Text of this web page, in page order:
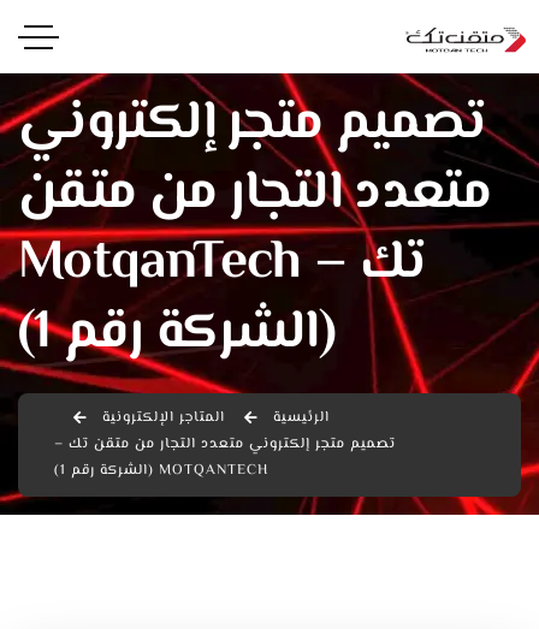
تصميم متجر إلكتروني
متعدد التجار من متقن
تك – MotqanTech
(الشركة رقم 1)
الرئيسية
المتاجر الإلكترونية
تصميم متجر إلكتروني متعدد التجار من متقن تك –
MOTQANTECH (الشركة رقم 1)